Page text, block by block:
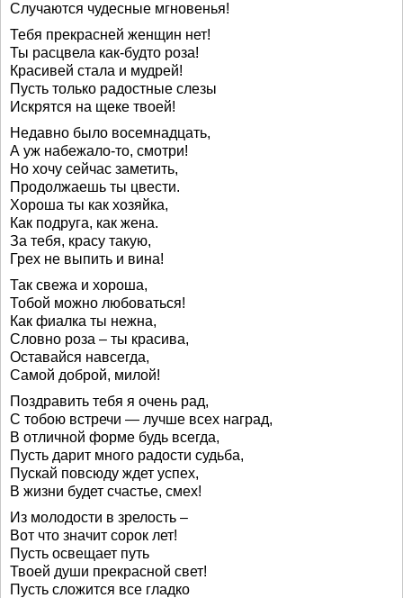
Случаются чудесные мгновенья!
Тебя прекрасней женщин нет!
Ты расцвела как-будто роза!
Красивей стала и мудрей!
Пусть только радостные слезы
Искрятся на щеке твоей!
Недавно было восемнадцать,
А уж набежало-то, смотри!
Но хочу сейчас заметить,
Продолжаешь ты цвести.
Хороша ты как хозяйка,
Как подруга, как жена.
За тебя, красу такую,
Грех не выпить и вина!
Так свежа и хороша,
Тобой можно любоваться!
Как фиалка ты нежна,
Словно роза – ты красива,
Оставайся навсегда,
Самой доброй, милой!
Поздравить тебя я очень рад,
С тобою встречи — лучше всех наград,
В отличной форме будь всегда,
Пусть дарит много радости судьба,
Пускай повсюду ждет успех,
В жизни будет счастье, смех!
Из молодости в зрелость –
Вот что значит сорок лет!
Пусть освещает путь
Твоей души прекрасной свет!
Пусть сложится все гладко